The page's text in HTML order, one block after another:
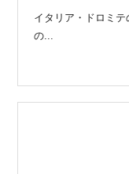
イタリア・ドロミ
の...